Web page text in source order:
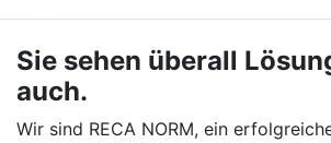
Sie sehen überall
auch.
Wir sind RECA NORM, ein